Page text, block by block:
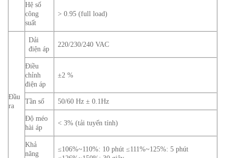
Hệ số
công
suất
> 0.95 (full load)
Đầu
ra
Dải
điện áp
220/230/240 VAC
Điều
chỉnh
điện áp
±2 %
Tần số 50/60 Hz ± 0.1Hz
Độ méo
hài áp
< 3% (tải tuyến tính)
Khả
năng
≤106%~110%: 10 phút ≤111%~125%: 5 phút